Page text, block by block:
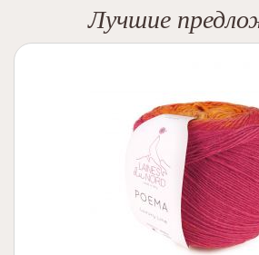
Лучшие